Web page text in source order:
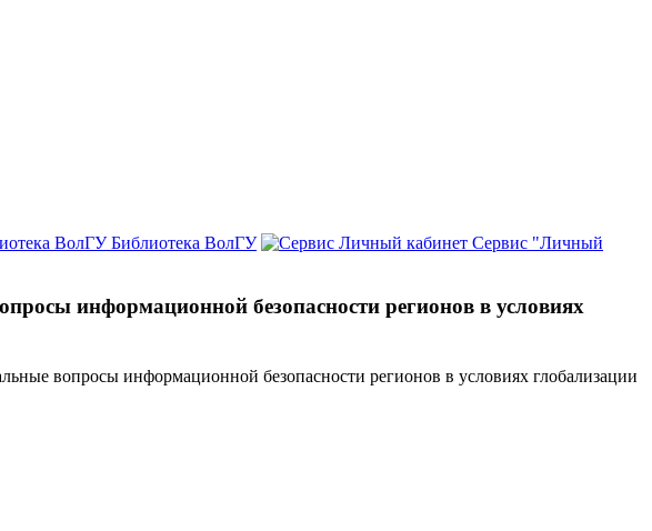
Библиотека ВолГУ
Сервис "Личный
информационной безопасности регионов в условиях
вопросы информационной безопасности регионов в условиях глобализации